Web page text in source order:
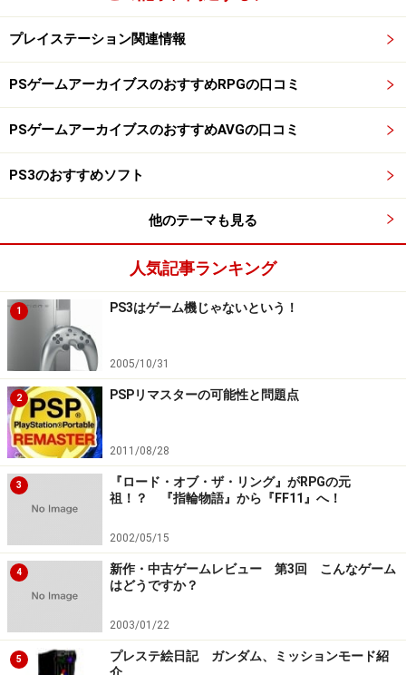
プレイステーション関連情報
PSゲームアーカイブスのおすすめRPGの口コミ
PSゲームアーカイブスのおすすめAVGの口コミ
PS3のおすすめソフト
他のテーマも見る
人気記事ランキング
1 PS3はゲーム機じゃないという！
2005/10/31
2 PSPリマスターの可能性と問題点
2011/08/28
3
『ロード・オブ・ザ・リング』がRPGの元
祖！？ 『指輪物語』から『FF11』へ！
2002/05/15
4
新作・中古ゲームレビュー 第3回 こんなゲーム
はどうですか？
2003/01/22
5
プレステ絵日記 ガンダム、ミッションモード紹